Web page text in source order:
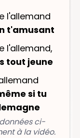
l'allemand
t'amusant
l'allemand,
tout jeune
si tu
ci-
à la vidéo.